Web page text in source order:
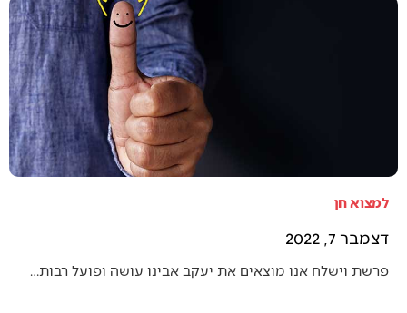
למצוא חן
דצמבר 7, 2022
פרשת וישלח אנו מוצאים את יעקב אבינו עושה ופועל רבות…